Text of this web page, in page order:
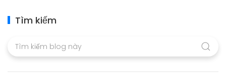
Tìm kiếm